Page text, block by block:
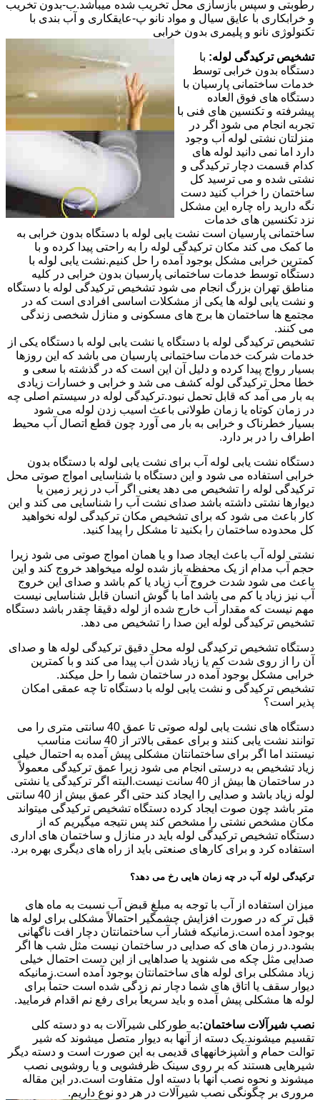
رطوبتی و سپس بازسازی محل تخریب شده میباشد.ب-بدون تخریب
و خرابکاری با عایق سیال و مواد نانو پ-عایقکاری و آب بندی با
تکنولوژی نانو و پلیمری بدون خرابی
تشخیص ترکیدگی لوله: با
دستگاه بدون خرابی توسط
خدمات ساختمانی پارسیان با
دستگاه های فوق العاده
پیشرفته و تکنسین های فنی با
تجربه انجام می شود اگر در
منزلتان نشتی لوله آب وجود
دارد اما نمی دانید لوله های
کدام قسمت دچار ترکیدگی و
نشتی شده و می ترسید کل
ساختمان را خراب کنید دست
نگه دارید راه چاره این مشکل
نزد تکنسین های خدمات
ساختمانی پارسیان است نشت یابی لوله با دستگاه بدون خرابی به
ما کمک می کند مکان ترکیدگی لوله را به راحتی پیدا کرده و با
کمترین خرابی مشکل بوجود آمده را حل کنیم.نشت یابی لوله با
دستگاه توسط خدمات ساختمانی پارسیان بدون خرابی در کلیه
مناطق تهران بزرگ انجام می شود تشخیص ترکیدگی لوله با دستگاه
و نشت یابی لوله ها یکی از مشکلات اساسی افرادی است که در
مجتمع ها ساختمان ها برج های مسکونی و منازل شخصی زندگی
می کنند.
تشخیص ترکیدگی لوله با دستگاه یا نشت یابی لوله با دستگاه یکی از
خدمات شرکت خدمات ساختمانی پارسیان می باشد که این روزها
بسیار رواج پیدا کرده و دلیل آن این است که در گذشته با سعی و
خطا محل ترکیدگی لوله کشف می شد و خرابی و خسارات زیادی
به بار می آمد که قابل تحمل نبود.ترکیدگی لوله در سیستم اصلی چه
در زمان کوتاه یا زمان طولانی باعث اسیب زدن لوله می شود
بسیار خطرناک و خرابی به بار می آورد چون قطع اتصال آب محیط
اطراف را در بر دارد.
دستگاه نشت یابی لوله آب برای نشت یابی لوله با دستگاه بدون
خرابی استفاده می شود و این دستگاه با شناسایی امواج صوتی محل
ترکیدگی لوله را تشخیص می دهد یعنی اگر آب در زیر زمین یا
دیوارها نشتی داشته باشد صدای نشت آب را شناسایی می کند و این
کار باعث می شود که برای تشخیص مکان ترکیدگی لوله نخواهید
کل محدوده ساختمان را بکنید تا مشکل را پیدا کنید.
نشتی لوله آب باعث ایجاد صدا و یا همان امواج صوتی می شود زیرا
حجم آب مدام از یک محفظه باز شده لوله میخواهد خروج کند و این
باعث می شود شدت خروج آب زیاد یا کم باشد و صدای این خروج
آب نیز زیاد یا کم می باشد اما با گوش انسان قابل شناسایی نیست
مهم نیست که مقدار آب خارج شده از لوله دقیقا چقدر باشد دستگاه
تشخیص ترکیدگی لوله این صدا را تشخیص می دهد.
دستگاه تشخیص ترکیدگی لوله محل دقیق ترکیدگی لوله ها و صدای
آن را از روی شدت کم یا زیاد شدن آب پیدا می کند و با کمترین
خرابی مشکل بوجود آمده در ساختمان شما را حل میکند.
تشخیص ترکیدگی و نشت یابی لوله با دستگاه تا چه عمقی امکان
پذیر است؟
دستگاه های نشت یابی لوله صوتی تا عمق 40 سانتی متری را می
توانند نشت یابی کنند و برای عمقی بالاتر از 40 سانت مناسب
نیستند اما اگر برای ساختمانتان مشکلی پیش آمده به احتمال خیلی
زیاد تشخیص به درستی انجام می شود زیرا عمق ترکیدگی معمولاً
در ساختمان ها بیش از 40 سانت نیست.البته اگر ترکیدگی یا نشتی
لوله زیاد باشد و صدایی را ایجاد کند حتی اگر عمق بیش از 40 سانتی
متر باشد چون صوت ایجاد کرده دستگاه تشخیص ترکیدگی میتواند
مکان مشخص نشتی را مشخص کند پس نتیجه میگیریم که از
دستگاه تشخیص ترکیدگی لوله باید در منازل و ساختمان های اداری
استفاده کرد و برای کارهای صنعتی باید از راه های دیگری بهره برد.
ترکیدگی لوله آب در چه زمان هایی رخ می دهد؟
میزان استفاده از آب با توجه به مبلغ قبض آب نسبت به ماه های
قبل تر که در صورت افزایش چشمگیر احتمالاً مشکلی برای لوله ها
بوجود آمده است.زمانیکه فشار آب ساختمانتان دچار افت ناگهانی
بشود.در زمان های که صدایی در ساختمان نیست مثل شب ها اگر
صدایی مثل چکه می شنوید یا صداهایی از این دست احتمال خیلی
زیاد مشکلی برای لوله های ساختمانتان بوجود آمده است.زمانیکه
دیوار سقف یا اتاق های شما دچار نم زدگی شده است حتماً برای
لوله ها مشکلی پیش آمده و باید سریعاً برای رفع نم اقدام فرمایید.
نصب شیرآلات ساختمان:به طورکلی شیرآلات به دو دسته کلی
تقسیم میشوند.یک دسته از آنها به دیوار متصل میشوند که شیر
توالت حمام و آشپزخانههای قدیمی به این صورت است و دسته دیگر
شیرهایی هستند که بر روی سینک ظرفشویی و یا روشویی نصب
میشوند و نحوه نصب آنها با دسته اول متفاوت است.در این مقاله
مروری بر چگونگی نصب شیرآلات در هر دو نوع داریم.